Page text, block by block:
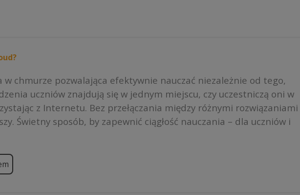
chmurze pozwalająca efektywnie nauczać niezależnie od tego,
uczniów znajdują się w jednym miejscu, czy uczestniczą oni w
z Internetu. Bez przełączania między różnymi rozwiązaniami
Świetny sposób, by zapewnić ciągłość nauczania – dla uczniów i